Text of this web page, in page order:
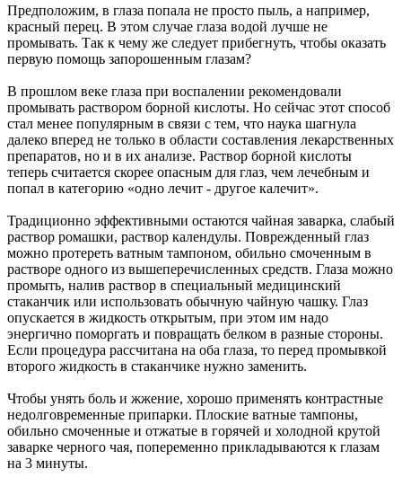
Предположим, в глаза попала не просто пыль, а например,
красный перец. В этом случае глаза водой лучше не
промывать. Так к чему же следует прибегнуть, чтобы оказать
первую помощь запорошенным глазам?
В прошлом веке глаза при воспалении рекомендовали
промывать раствором борной кислоты. Но сейчас этот способ
стал менее популярным в связи с тем, что наука шагнула
далеко вперед не только в области составления лекарственных
препаратов, но и в их анализе. Раствор борной кислоты
теперь считается скорее опасным для глаз, чем лечебным и
попал в категорию «одно лечит - другое калечит».
Традиционно эффективными остаются чайная заварка, слабый
раствор ромашки, раствор календулы. Поврежденный глаз
можно протереть ватным тампоном, обильно смоченным в
растворе одного из вышеперечисленных средств. Глаза можно
промыть, налив раствор в специальный медицинский
стаканчик или использовать обычную чайную чашку. Глаз
опускается в жидкость открытым, при этом им надо
энергично поморгать и повращать белком в разные стороны.
Если процедура рассчитана на оба глаза, то перед промывкой
второго жидкость в стаканчике нужно заменить.
Чтобы унять боль и жжение, хорошо применять контрастные
недолговременные припарки. Плоские ватные тампоны,
обильно смоченные и отжатые в горячей и холодной крутой
заварке черного чая, попеременно прикладываются к глазам
на 3 минуты.